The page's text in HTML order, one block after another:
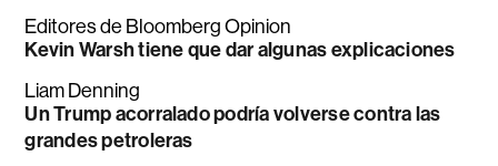
Editores de Bloomberg Opinion
Kevin Warsh tiene que dar algunas explicaciones
Liam Denning
Un Trump acorralado podría volverse contra las
grandes petroleras